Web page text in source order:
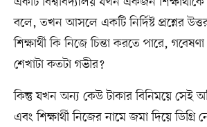
বলে, তখন আসলে একটি নির্দিষ্ট প্রশ্নের
শিক্ষার্থী কি নিজে চিন্তা করতে পারে,
শেখাটা কতটা গভীর?
কিন্তু যখন অন্য কেউ টাকার বিনিময়ে সেই
এবং শিক্ষার্থী নিজের নামে জমা দিয়ে